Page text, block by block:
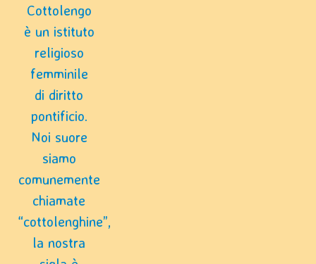
Cottolengo
è un istituto
religioso
femminile
di diritto
pontificio.
Noi suore
siamo
comunemente
chiamate
“cottolenghine”,
la nostra